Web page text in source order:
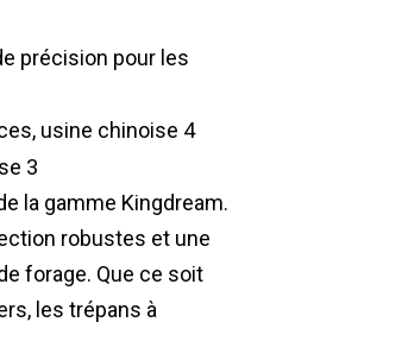
précision pour les
la gamme Kingdream.
robustes et une
forage. Que ce soit
les trépans à